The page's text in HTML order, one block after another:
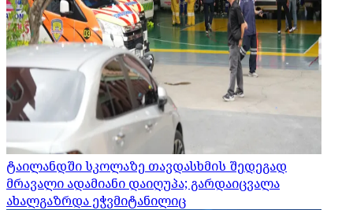
ტაილანდში სკოლაზე თავდასხმის შედეგად
მრავალი ადამიანი დაიღუპა; გარდაიცვალა
ახალგაზრდა ეჭვმიტანილიც